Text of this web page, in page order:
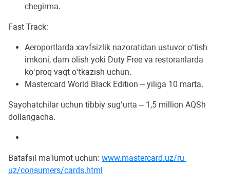
chegirma.
Fast Track:
Aeroportlarda xavfsizlik nazoratidan ustuvor o‘tish
imkoni, dam olish yoki Duty Free va restoranlarda
ko‘proq vaqt o‘tkazish uchun.
Mastercard World Black Edition – yiliga 10 marta.
Sayohatchilar uchun tibbiy sug‘urta – 1,5 million AQSh
dollarigacha.
Batafsil ma'lumot uchun: www.mastercard.uz/ru-
uz/consumers/cards.html